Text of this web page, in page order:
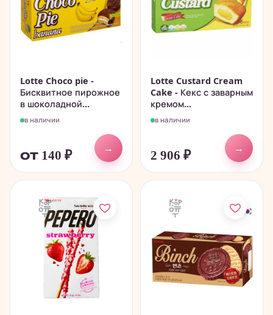
Lotte Choco pie -
Бисквитное пирожное
в шоколадной...
в наличии
от 140 ₽
→
Lotte Custard Cream
Cake - Кекс с заварным
кремом...
в наличии
2 906 ₽
→